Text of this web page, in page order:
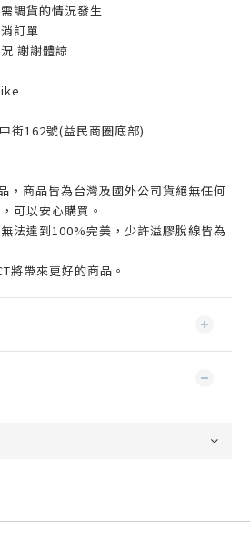
調貨的情況發生
訂單
謝謝體諒
街162號(益民商圈底部)
，商品皆為台灣及國外公司貨絕無任何
可以安心購買。
法達到100%完美，少許溢膠脫線皆為
將帶來更好的商品。